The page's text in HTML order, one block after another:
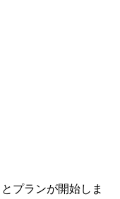
プランが開始しま